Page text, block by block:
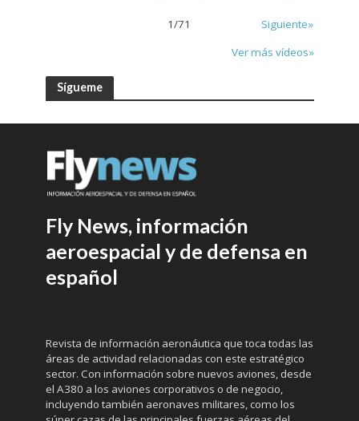
1/71
Siguiente»
Ver más vídeos»
Sígueme
Fly News, información
aeroespacial y de defensa en
español
Revista de información aeronáutica que toca todas las
áreas de actividad relacionadas con este estratégico
sector. Con información sobre nuevos aviones, desde
el A380 a los aviones corporativos o de negocio,
incluyendo también aeronaves militares, como los